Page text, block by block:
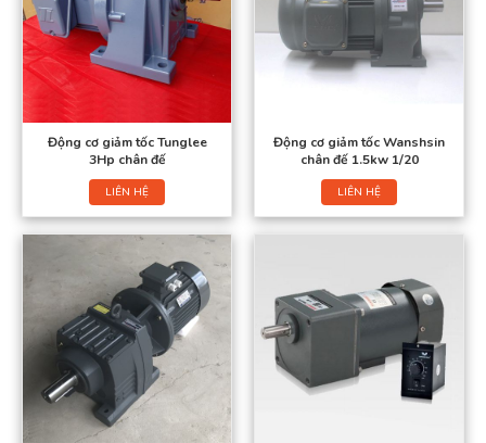
Động cơ giảm tốc Tunglee
3Hp chân đế
LIÊN HỆ
Động cơ giảm tốc Wanshsin
chân đế 1.5kw 1/20
LIÊN HỆ